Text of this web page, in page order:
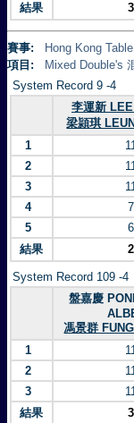
結果
3
賽事:
Hong Kong
項目:
Mixed Double's
System Record 9 -4
李運新
梁頴琪
1
2
3
4
7
5
6
結果
2
System Record 109 -4
盤嘉慶
馮景群
1
2
3
結果
3